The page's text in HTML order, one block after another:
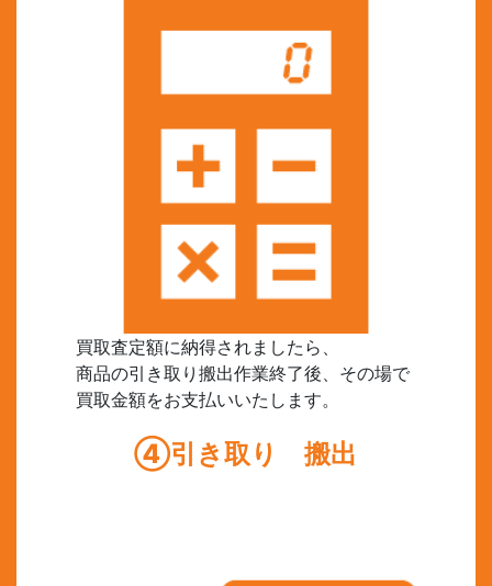
買取査定額に納得されましたら、
商品の引き取り搬出作業終了後、その場で
買取金額をお支払いいたします。
④引き取り 搬出